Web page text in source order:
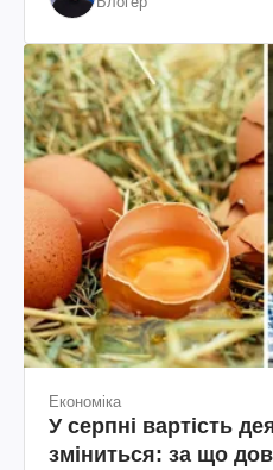
Економіка
У серпні вартість
зміниться: за що